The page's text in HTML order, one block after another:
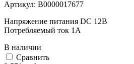
Артикул: В0000017677
Напряжение питания DC 12В
Потребляемый ток 1A
В наличии
Cравнить